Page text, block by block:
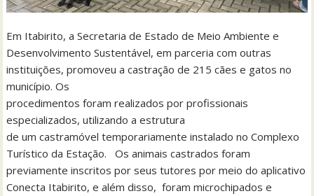
Em Itabirito, a Secretaria de Estado de Meio Ambiente e
Desenvolvimento Sustentável, em parceria com outras
instituições, promoveu a castração de 215 cães e gatos no
município. Os
procedimentos foram realizados por profissionais
especializados, utilizando a estrutura
de um castramóvel temporariamente instalado no Complexo
Turístico da Estação. Os animais castrados foram
previamente inscritos por seus tutores por meio do aplicativo
Conecta Itabirito, e além disso, foram microchipados e